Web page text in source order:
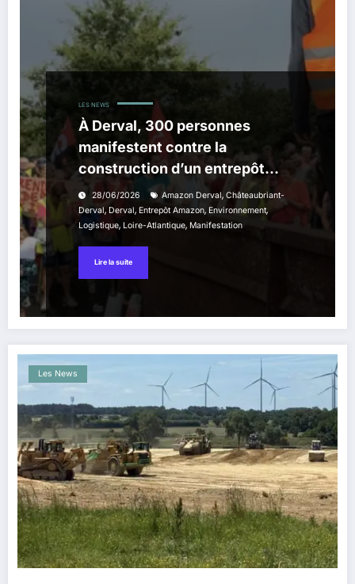
LES NEWS
À Derval, 300 personnes
manifestent contre la
construction d’un entrepôt
Amazon
28/06/2026 Amazon Derval, Châteaubriant-
Derval, Derval, Entrepôt Amazon, Environnement,
Logistique, Loire-Atlantique, Manifestation
Lire la suite
Les News